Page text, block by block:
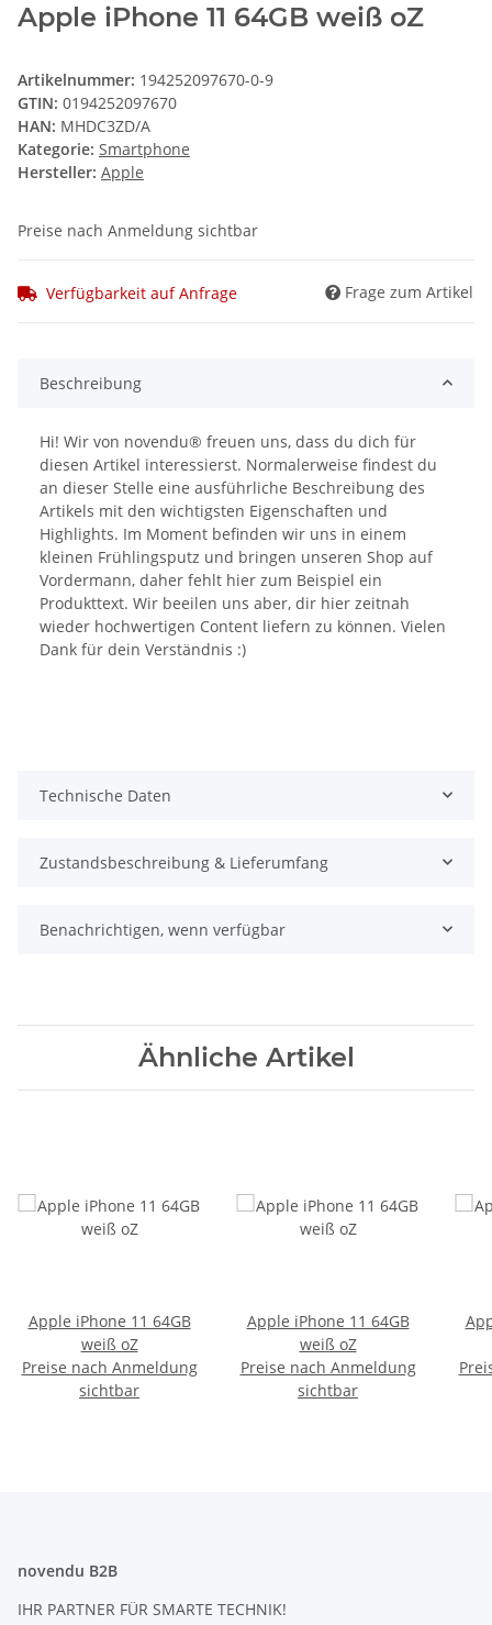
Apple iPhone 11 64GB weiß oZ
Artikelnummer: 194252097670-0-9
GTIN: 0194252097670
HAN: MHDC3ZD/A
Kategorie: Smartphone
Hersteller: Apple
Preise nach Anmeldung sichtbar
Verfügbarkeit auf Anfrage Frage zum Artikel
Beschreibung
Hi! Wir von novendu® freuen uns, dass du dich für
diesen Artikel interessierst. Normalerweise findest du
an dieser Stelle eine ausführliche Beschreibung des
Artikels mit den wichtigsten Eigenschaften und
Highlights. Im Moment befinden wir uns in einem
kleinen Frühlingsputz und bringen unseren Shop auf
Vordermann, daher fehlt hier zum Beispiel ein
Produkttext. Wir beeilen uns aber, dir hier zeitnah
wieder hochwertigen Content liefern zu können. Vielen
Dank für dein Verständnis :)
Technische Daten
Zustandsbeschreibung & Lieferumfang
Benachrichtigen, wenn verfügbar
Ähnliche Artikel
Apple iPhone 11 64GB
weiß oZ
Preise nach Anmeldung
sichtbar
Apple iPhone 11 64GB
weiß oZ
Preise nach Anmeldung
sichtbar
novendu B2B
IHR PARTNER FÜR SMARTE TECHNIK!